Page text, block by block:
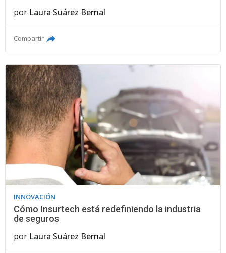
por Laura Suárez Bernal
Compartir
INNOVACIÓN
Cómo Insurtech está redefiniendo la industria
de seguros
por Laura Suárez Bernal